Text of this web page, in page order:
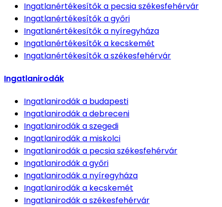
Ingatlanértékesítőka pecsia székesfehérvár
Ingatlanértékesítőka győri
Ingatlanértékesítőka nyíregyháza
Ingatlanértékesítőka kecskemét
Ingatlanértékesítőka székesfehérvár
Ingatlanirodák
Ingatlanirodáka budapesti
Ingatlanirodáka debreceni
Ingatlanirodáka szegedi
Ingatlanirodáka miskolci
Ingatlanirodáka pecsia székesfehérvár
Ingatlanirodáka győri
Ingatlanirodáka nyíregyháza
Ingatlanirodáka kecskemét
Ingatlanirodáka székesfehérvár